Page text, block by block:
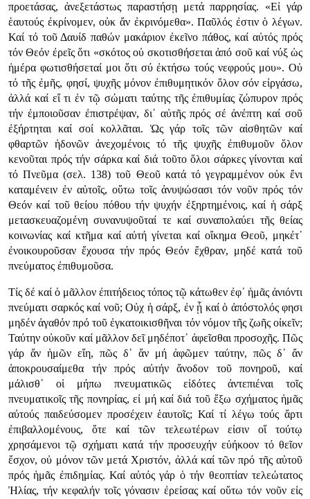
προετάσας, ἀνεξετάστως παραστήσῃ μετά παρρησίας. «Εἰ γάρ
ἑαυτούς ἐκρίνομεν, οὐκ ἄν ἐκρινόμεθα». Παῦλός ἐστιν ὁ λέγων.
Καί τό τοῦ Δαυίδ παθών μακάριον ἐκεῖνο πάθος, καί αὐτός πρός
τόν Θεόν ἐρεῖς ὅτι «σκότος οὐ σκοτισθήσεται ἀπό σοῦ καί νύξ ὡς
ἡμέρα φωτισθήσεταί μοι ὅτι σύ ἐκτήσω τούς νεφρούς μου». Οὐ
τό τῆς ἐμῆς, φησί, ψυχῆς μόνον ἐπιθυμητικόν ὅλον σόν εἰργάσω,
ἀλλά καί εἴ τι ἐν τῷ σώματι ταύτης τῆς ἐπιθυμίας ζώπυρον πρός
τήν ἐμποιοῦσαν ἐπιστρέψαν, δι᾿ αὐτῆς πρός σέ ἀνέπτη καί σοῦ
ἐξήρτηται καί σοί κολλᾶται. Ὡς γάρ τοῖς τῶν αἰσθητῶν καί
φθαρτῶν ἡδονῶν ἀνεχομένοις τό τῆς ψυχῆς ἐπιθυμοῦν ὅλον
κενοῦται πρός τήν σάρκα καί διά τοῦτο ὅλοι σάρκες γίνονται καί
τό Πνεῦμα (σελ. 138) τοῦ Θεοῦ κατά τό γεγραμμένον οὐκ ἔνι
καταμένειν ἐν αὐτοῖς, οὕτω τοῖς ἀνυψώσασι τόν νοῦν πρός τόν
Θεόν καί τοῦ θείου πόθου τήν ψυχήν ἐξηρτημένοις, καί ἡ σάρξ
μετασκευαζομένη συνανυψοῦταί τε καί συναπολαύει τῆς θείας
κοινωνίας καί κτῆμα καί αὐτή γίνεται καί οἴκημα Θεοῦ, μηκέτ᾿
ἐνοικουροῦσαν ἔχουσα τήν πρός Θεόν ἔχθραν, μηδέ κατά τοῦ
πνεύματος ἐπιθυμοῦσα.
Τίς δέ καί ὁ μᾶλλον ἐπιτήδειος τόπος τῷ κάτωθεν ἐφ᾿ ἡμᾶς ἀνιόντι
πνεύματι σαρκός καί νοῦ; Οὐχ ἡ σάρξ, ἐν ᾗ καί ὁ ἀπόστολός φησι
μηδέν ἀγαθόν πρό τοῦ ἐγκατοικισθῆναι τόν νόμον τῆς ζωῆς οἰκεῖν;
Ταύτην οὐκοῦν καί μᾶλλον δεῖ μηδέποτ᾿ ἀφεῖσθαι προσοχῆς. Πῶς
γάρ ἄν ἡμῶν εἴη, πῶς δ᾿ ἄν μή ἀφῶμεν ταύτην, πῶς δ᾿ ἄν
ἀποκρουσαίμεθα τήν πρός αὐτήν ἄνοδον τοῦ πονηροῦ, καί
μάλισθ᾿ οἱ μήπω πνευματικῶς εἰδότες ἀντεπιέναι τοῖς
πνευματικοῖς τῆς πονηρίας, εἰ μή καί διά τοῦ ἔξω σχήματος ἡμᾶς
αὐτούς παιδεύσομεν προσέχειν ἑαυτοῖς; Καί τί λέγω τούς ἄρτι
ἐπιβαλλομένους, ὅτε καί τῶν τελεωτέρων εἰσιν οἵ τούτῳ
χρησάμενοι τῷ σχήματι κατά τήν προσευχήν εὐήκοον τό θεῖον
ἔσχον, οὐ μόνον τῶν μετά Χριστόν, ἀλλά καί τῶν πρό τῆς αὐτοῦ
πρός ἡμᾶς ἐπιδημίας. Καί αὐτός γάρ ὁ τήν θεοπτίαν τελεώτατος
Ἠλίας, τήν κεφαλήν τοῖς γόνασιν ἐρείσας καί οὕτω τόν νοῦν εἰς